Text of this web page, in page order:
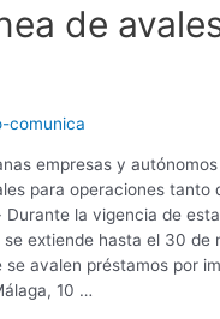
de
comunica
empresas y
para operaciones tanto
Durante la vigencia de
extiende hasta el 30 de
avalen préstamos por
10 …